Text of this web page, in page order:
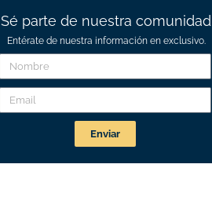
Sé parte de nuestra comunidad
Entérate de nuestra información en exclusivo.
Enviar